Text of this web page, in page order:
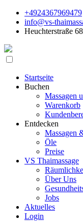
+4924367969479
info@vs-
Heuchterstraße
Startseite
Buchen
Massagen
Warenkorb
Entdecken
Massagen
Öle
Preise
VS Thaimassage
Über Uns
Jobs
Aktuelles
Login